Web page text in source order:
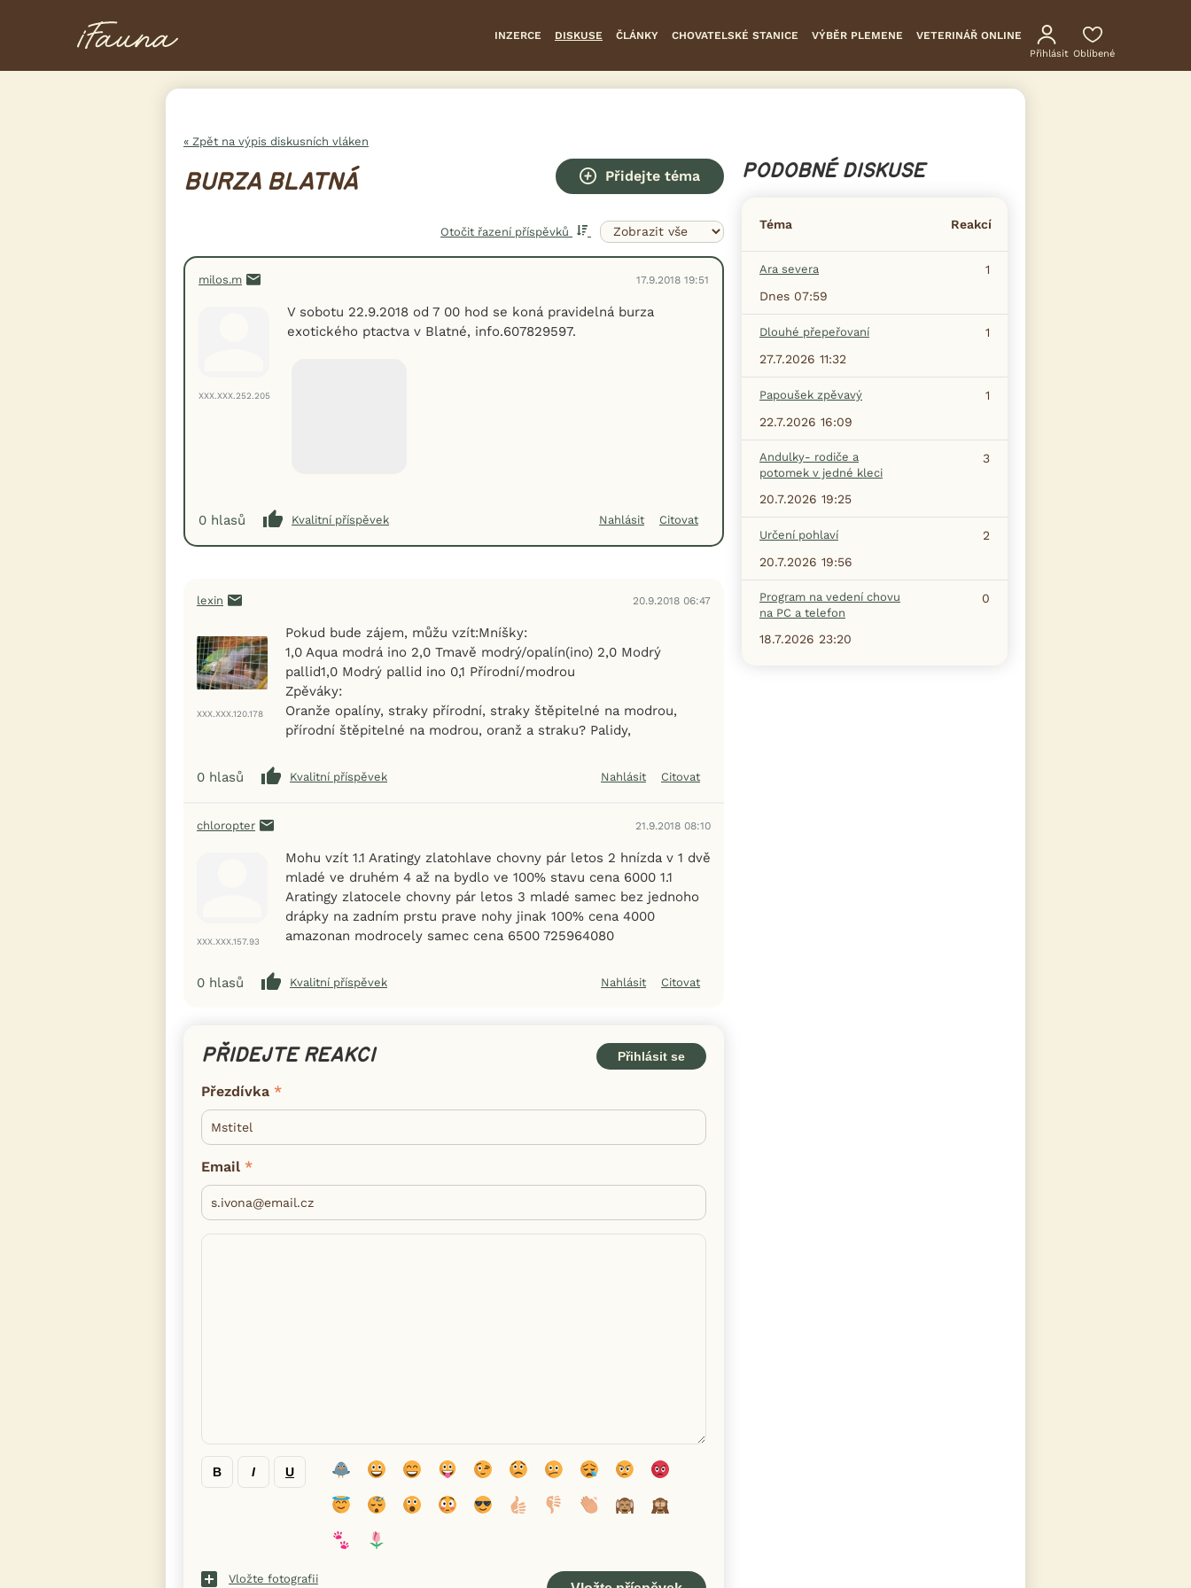
INZERCE DISKUSE ČLÁNKY CHOVATELSKÉ STANICE VÝBĚR PLEMENE VETERINÁŘ ONLINE
Přihlásit Oblíbené
« Zpět na výpis diskusních vláken
BURZA BLATNÁ Přidejte téma
Otočit řazení příspěvků
milos.m 17.9.2018 19:51
XXX.XXX.252.205
V sobotu 22.9.2018 od 7 00 hod se koná pravidelná burza
exotického ptactva v Blatné, info.607829597.
0 hlasů Kvalitní příspěvek Nahlásit Citovat
lexin 20.9.2018 06:47
XXX.XXX.120.178
Pokud bude zájem, můžu vzít:Mníšky:
1,0 Aqua modrá ino 2,0 Tmavě modrý/opalín(ino) 2,0 Modrý
pallid1,0 Modrý pallid ino 0,1 Přírodní/modrou
Zpěváky:
Oranže opalíny, straky přírodní, straky štěpitelné na modrou,
přírodní štěpitelné na modrou, oranž a straku? Palidy,
0 hlasů Kvalitní příspěvek Nahlásit Citovat
chloropter 21.9.2018 08:10
XXX.XXX.157.93
Mohu vzít 1.1 Aratingy zlatohlave chovny pár letos 2 hnízda v 1 dvě
mladé ve druhém 4 až na bydlo ve 100% stavu cena 6000 1.1
Aratingy zlatocele chovny pár letos 3 mladé samec bez jednoho
drápky na zadním prstu prave nohy jinak 100% cena 4000
amazonan modrocely samec cena 6500 725964080
0 hlasů Kvalitní příspěvek Nahlásit Citovat
PŘIDEJTE REAKCI Přihlásit se
Přezdívka
Email
B I U
Vložte fotografii
PODOBNÉ DISKUSE
Téma Reakcí
Ara severa
1
Dnes 07:59
Dlouhé přepeřovaní
1
27.7.2026 11:32
Papoušek zpěvavý
1
22.7.2026 16:09
Andulky- rodiče a
potomek v jedné kleci
3
20.7.2026 19:25
Určení pohlaví
2
20.7.2026 19:56
Program na vedení chovu
na PC a telefon
0
18.7.2026 23:20